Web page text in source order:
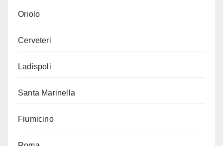
Oriolo
Cerveteri
Ladispoli
Santa Marinella
Fiumicino